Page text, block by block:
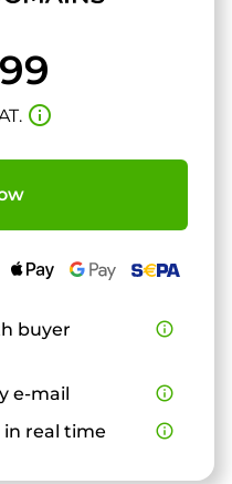
info_outline
buyer
info_outline
e-mail
info_outline
in real time info_outline